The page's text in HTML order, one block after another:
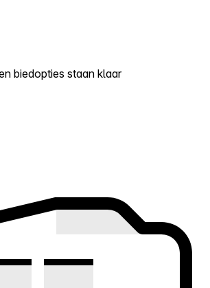
biedopties staan klaar